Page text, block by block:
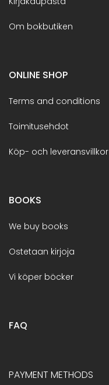
Om bokbutiken
ONLINE SHOP
Terms and conditions
Toimitusehdot
Köp- och leveransvillkor
BOOKS
We buy books
Ostetaan kirjoja
Vi köper böcker
FAQ
PAYMENT METHODS